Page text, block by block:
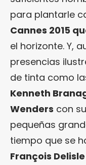
para plantarle
Cannes 2015
el horizonte. Y,
presencias
de tinta como
Kenneth
Wenders con
pequeñas
tiempo que se
François Delisle